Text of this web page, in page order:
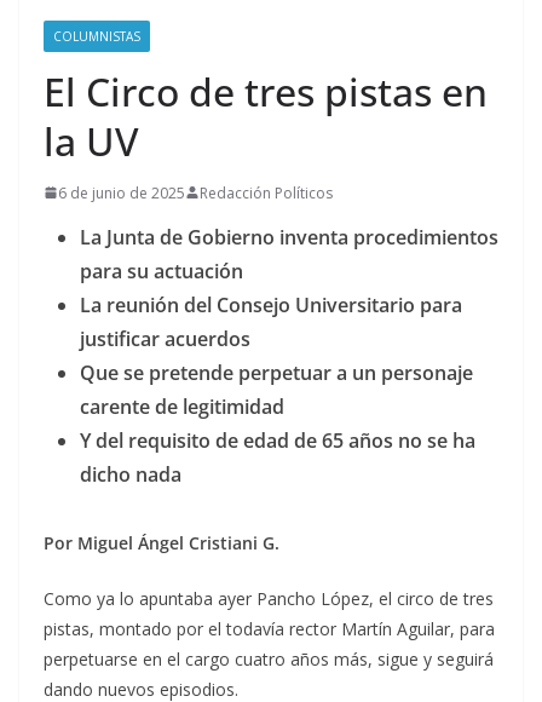
COLUMNISTAS
El Circo de tres pistas en
la UV
6 de junio de 2025 Redacción Políticos
La Junta de Gobierno inventa procedimientos
para su actuación
La reunión del Consejo Universitario para
justificar acuerdos
Que se pretende perpetuar a un personaje
carente de legitimidad
Y del requisito de edad de 65 años no se ha
dicho nada
Por Miguel Ángel Cristiani G.
Como ya lo apuntaba ayer Pancho López, el circo de tres
pistas, montado por el todavía rector Martín Aguilar, para
perpetuarse en el cargo cuatro años más, sigue y seguirá
dando nuevos episodios.